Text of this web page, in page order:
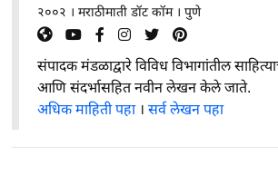
२००२ । मराठीमाती डॉट कॉम । पुणे
संपादक मंडळाद्वारे विविध विभागांतील
आणि संदर्भासहित नवीन लेखन केले जाते.
अधिक माहिती पहा।सर्व लेखन पहा